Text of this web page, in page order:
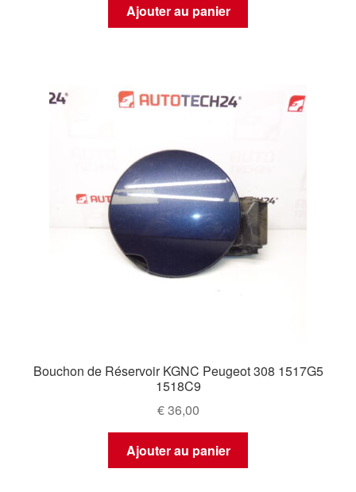
Ajouter au panier
Bouchon de Réservoir KGNC Peugeot 308 1517G5
1518C9
€36,00
Ajouter au panier